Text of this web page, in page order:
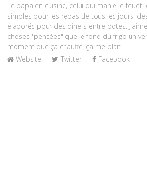
Le papa en cuisine, celui qui manie le
simples pour les repas de tous les jours,
élaborés pour des diners entre potes.
choses "pensées" que le fond du frigo un
moment que ça chauffe, ça me plait.
Website
Twitter Facebook